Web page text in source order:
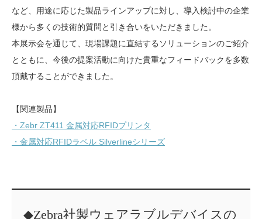
など、用途に応じた製品ラインアップに対し、導入検討中の企業
様から多くの技術的質問と引き合いをいただきました。
本展示会を通じて、現場課題に直結するソリューションのご紹介
とともに、今後の提案活動に向けた貴重なフィードバックを多数
頂戴することができました。
【関連製品】
・Zebr ZT411 金属対応RFIDプリンタ
・金属対応RFIDラベル Silverlineシリーズ
◆Zebra社製ウェアラブルデバイスの